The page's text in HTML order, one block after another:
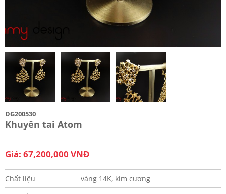
DG200530
Khuyên tai Atom
Giá: 67,200,000 VNĐ
Chất liệu
vàng 14K, kim cương